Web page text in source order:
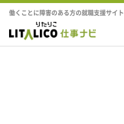
働くことに障害のある方の就職支援サイト